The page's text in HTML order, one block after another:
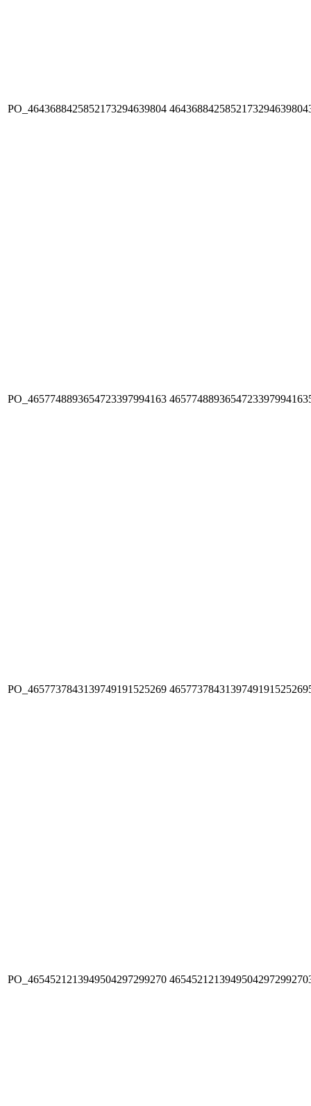
PO_4643688425852173294639804
PO_4657748893654723397994163
PO_4657737843139749191525269
PO_4654521213949504297299270